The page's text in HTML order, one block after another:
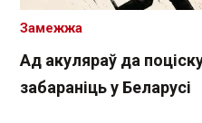
Ад акуляраў да
забараніць у Беларусі
Замежжа